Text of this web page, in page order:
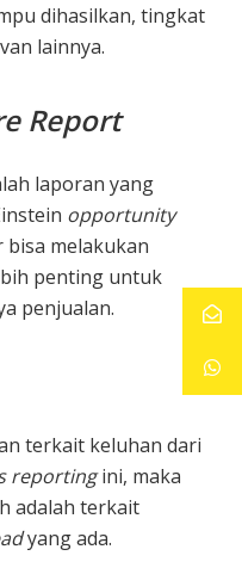
dihasilkan, tingkat
lainnya.
Report
laporan yang
opportunity
bisa melakukan
penting untuk
penjualan.
terkait keluhan dari
reportingini, maka
adalah terkait
yang ada.